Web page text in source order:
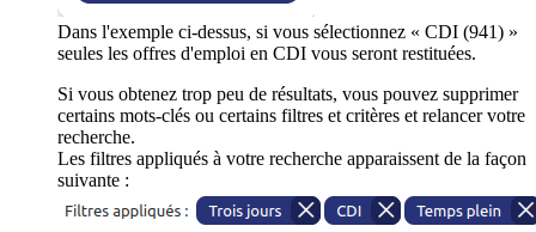
Dans l'exemple ci-dessus, si vous sélectionnez « CDI (941) »
seules les offres d'emploi en CDI vous seront restituées.
Si vous obtenez trop peu de résultats, vous pouvez supprimer
certains mots-clés ou certains filtres et critères et relancer votre
recherche.
Les filtres appliqués à votre recherche apparaissent de la façon
suivante :